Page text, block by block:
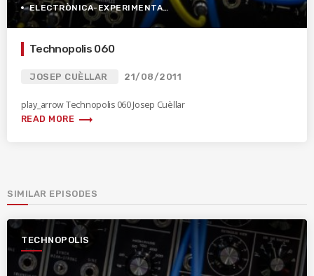
ELECTRÒNICA-EXPERIMENTAL
Technopolis 060
JOSEP CUÈLLAR 21/08/2011
play_arrow Technopolis 060 Josep Cuèllar
READ MORE trending_flat
SIMILAR EPISODES
TECHNOPOLIS